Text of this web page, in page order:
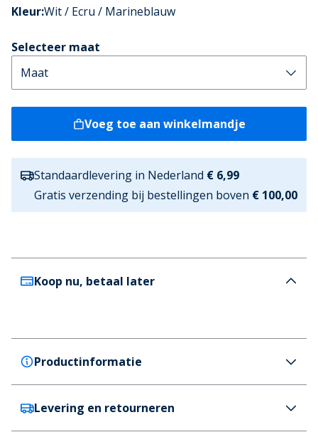
Kleur:Wit / Ecru / Marineblauw
Selecteer maat
Voeg toe aan winkelmandje
Standaardlevering in Nederland € 6,99
Gratis verzending bij bestellingen boven € 100,00
Koop nu, betaal later
Productinformatie
Henleys
Henleys Heren Henpanel T Shirt Wit
Levering en retourneren